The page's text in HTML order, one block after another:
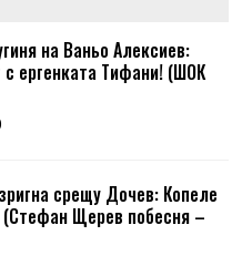
на Ваньо Алексиев:
ергенката Тифани! (ШОК
срещу Дочев: Копеле
Щерев побесня –